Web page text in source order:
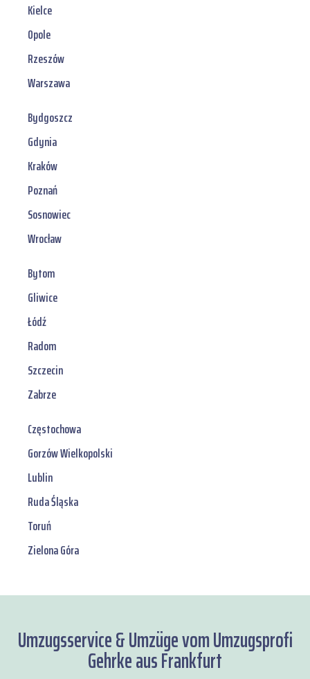
Kielce
Opole
Rzeszów
Warszawa
Bydgoszcz
Gdynia
Kraków
Poznań
Sosnowiec
Wrocław
Bytom
Gliwice
Łódź
Radom
Szczecin
Zabrze
Częstochowa
Gorzów Wielkopolski
Lublin
Ruda Śląska
Toruń
Zielona Góra
Umzugsservice & Umzüge vom Umzugsprofi
Gehrke aus Frankfurt